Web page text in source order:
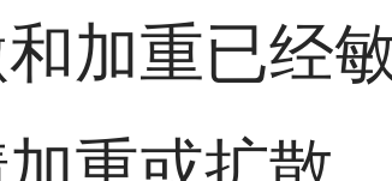
加重已经